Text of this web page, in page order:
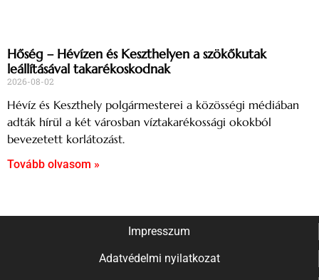
Hőség – Hévízen és Keszthelyen a szökőkutak
leállításával takarékoskodnak
2026-08-02
Hévíz és Keszthely polgármesterei a közösségi médiában
adták hírül a két városban víztakarékossági okokból
bevezetett korlátozást.
Tovább olvasom »
Impresszum
Adatvédelmi nyilatkozat